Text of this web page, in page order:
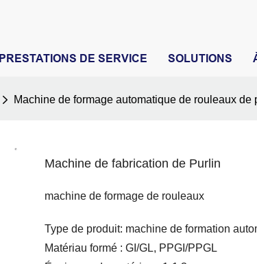
PRESTATIONS DE SERVICE SOLUTIONS
Machine de formage automatique de rouleaux de
Machine de fabrication de Purlin
machine de formage de rouleaux
Type de produit: machine de formation
Matériau formé : GI/GL, PPGI/PPGL